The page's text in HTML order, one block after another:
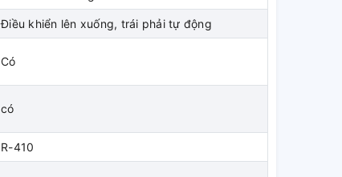
Điều khiển lên xuống, trái phải tự động
Có
có
R-410